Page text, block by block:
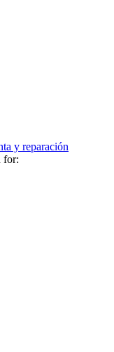
Teclas,
Procesadores,
for: